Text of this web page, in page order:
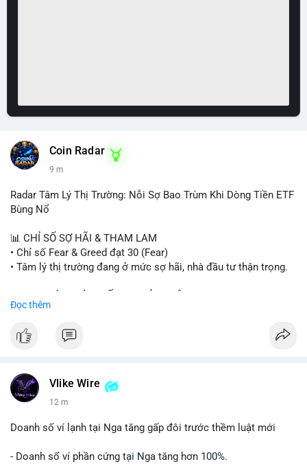
Coin Radar
9 m
Radar Tâm Lý Thị Trường: Nỗi Sợ Bao Trùm Khi Dòng Tiền ETF
Bùng Nổ
📊 CHỈ SỐ SỢ HÃI & THAM LAM
• Chỉ số Fear & Greed đạt 30 (Fear)
• Tâm lý thị trường đang ở mức sợ hãi, nhà đầu tư thận trọng.
• CoinGecko Trending: PENGU, TUT, ACE, CASHCAT, ANSEM,
• LunarCrush Trending: Ethereum, Solana, Dogecoin, Polkadot,
Tinh hà say hi
• Binance Square: Cộng đồng đang tranh luận về lệnh
xấu từ SpaceX/Musk.
Đọc thêm
Vlike Wire
12 m
Doanh số ví lạnh tại Nga tăng gấp đôi trước thềm luật mới
- Doanh số ví phần cứng tại Nga tăng hơn 100%.